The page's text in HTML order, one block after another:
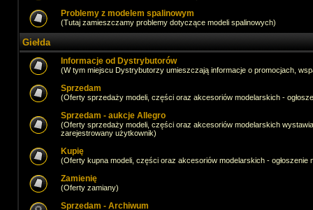
Problemy z modelem spalinowym
(Tutaj zamieszczamy problemy dotyczące modeli spalinowych)
Giełda
Informacje od Dystrybutorów
(W tym miejscu Dystrybutorzy umieszczają informacje o promocjach,
Sprzedam
(Oferty sprzedaży modeli, części oraz akcesoriów modelarskich -
Sprzedam - aukcje Allegro
(Oferty sprzedaży modeli, części oraz akcesoriów modelarskich
zarejestrowany użytkownik)
Kupię
(Oferty kupna modeli, części oraz akcesoriów modelarskich -
Zamienię
(Oferty zamiany)
Sprzedam - Archiwum